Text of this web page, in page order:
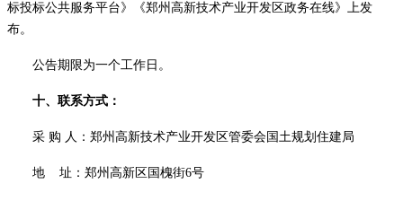
标投标公共服务平台》《郑州高新技术产业开发区政务在线》上发
布。
公告期限为一个工作日。
十、联系方式：
采 购 人：郑州高新技术产业开发区管委会国土规划住建局
地 址：郑州高新区国槐街6号